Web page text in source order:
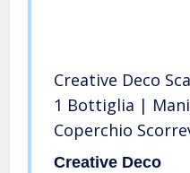
Creative Deco
1 Bottiglia |
Coperchio
10,5 cm |
Creative Deco